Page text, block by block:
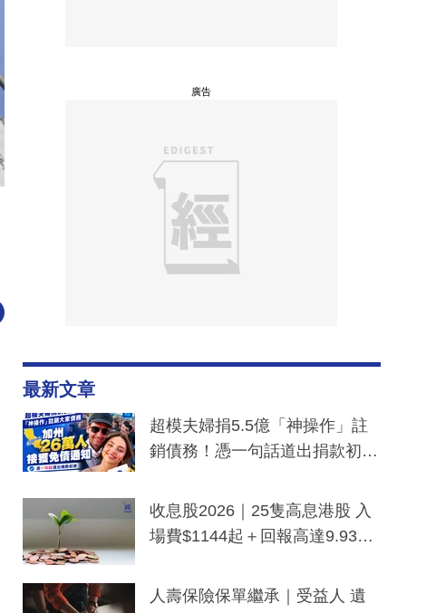
廣告
最新文章
超模夫婦捐5.5億「神操作」註
銷債務！憑一句話道出捐款初
一度被誤當詐騙手段
收息股2026｜25隻高息港股 入
場費$1144起＋回報高達9.93
人壽保險保單繼承｜受益人 遺